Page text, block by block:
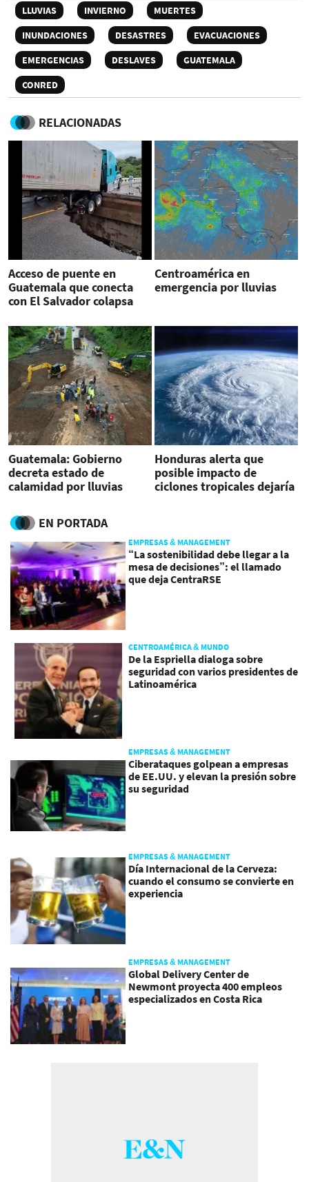
LLUVIAS INVIERNO
MUERTES
INUNDACIONES
DESASTRES
EVACUACIONES
EMERGENCIAS
DESLAVES
GUATEMALA
CONRED
RELACIONADAS
Acceso de puente en
Guatemala que conecta
con El Salvador colapsa
Centroamérica en
emergencia por lluvias
Guatemala: Gobierno
decreta estado de
calamidad por lluvias
Honduras alerta que
posible impacto de
ciclones tropicales dejaría
EN PORTADA
EMPRESAS & MANAGEMENT
“La sostenibilidad debe llegar a la
mesa de decisiones”: el llamado
que deja CentraRSE
CENTROAMÉRICA & MUNDO
De la Espriella dialoga sobre
seguridad con varios presidentes de
Latinoamérica
EMPRESAS & MANAGEMENT
Ciberataques golpean a empresas
de EE.UU. y elevan la presión sobre
su seguridad
EMPRESAS & MANAGEMENT
Día Internacional de la Cerveza:
cuando el consumo se convierte en
experiencia
EMPRESAS & MANAGEMENT
Global Delivery Center de
Newmont proyecta 400 empleos
especializados en Costa Rica